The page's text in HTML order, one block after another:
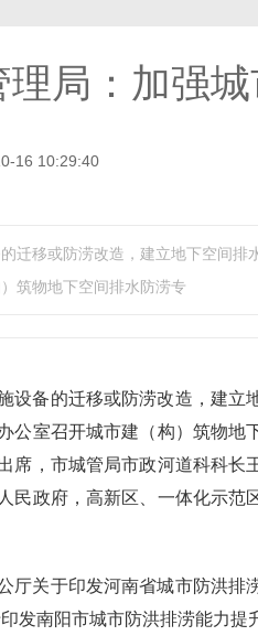
局：加强
16 10:29:40
迁移或防涝改造，建立地下空间排
筑物地下空间排水防涝专
设备的迁移或防涝改造，建立
公室召开城市建（构）筑物地
席，市城管局市政河道科科长
民政府，高新区、一体化示范
厅关于印发河南省城市防洪排
发南阳市城市防洪排涝能力